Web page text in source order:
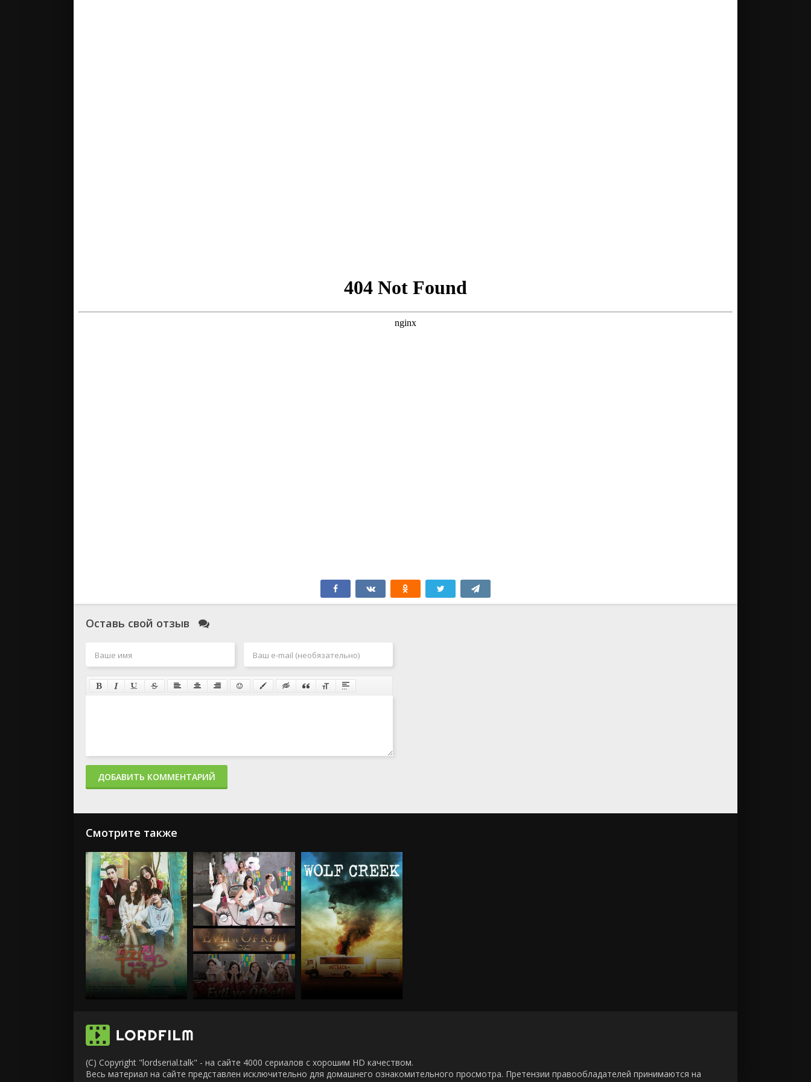
Оставь свой отзыв
ДОБАВИТЬ КОММЕНТАРИЙ
Смотрите также
(C) Copyright "lordserial.talk" - на сайте 4000 сериалов с хорошим HD качеством.
Весь материал на сайте представлен исключительно для домашнего ознакомительного просмотра. Претензии правообладателей принимаются на